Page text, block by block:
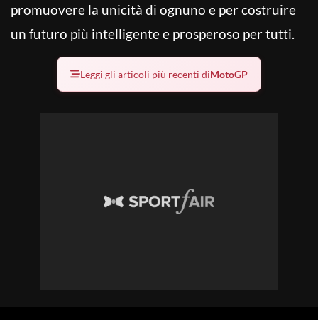
promuovere la unicità di ognuno e per costruire
un futuro più intelligente e prosperoso per tutti.
Leggi gli articoli più recenti diMotoGP